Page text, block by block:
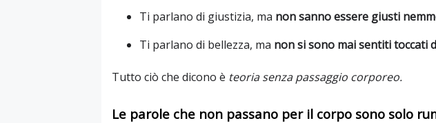
Ti parlano di giustizia, ma non sanno essere giusti
Ti parlano di bellezza, ma non si sono mai sentiti toccati
Tutto ciò che dicono è teoria senza passaggio corporeo.
Le parole che non passano per il corpo sono solo